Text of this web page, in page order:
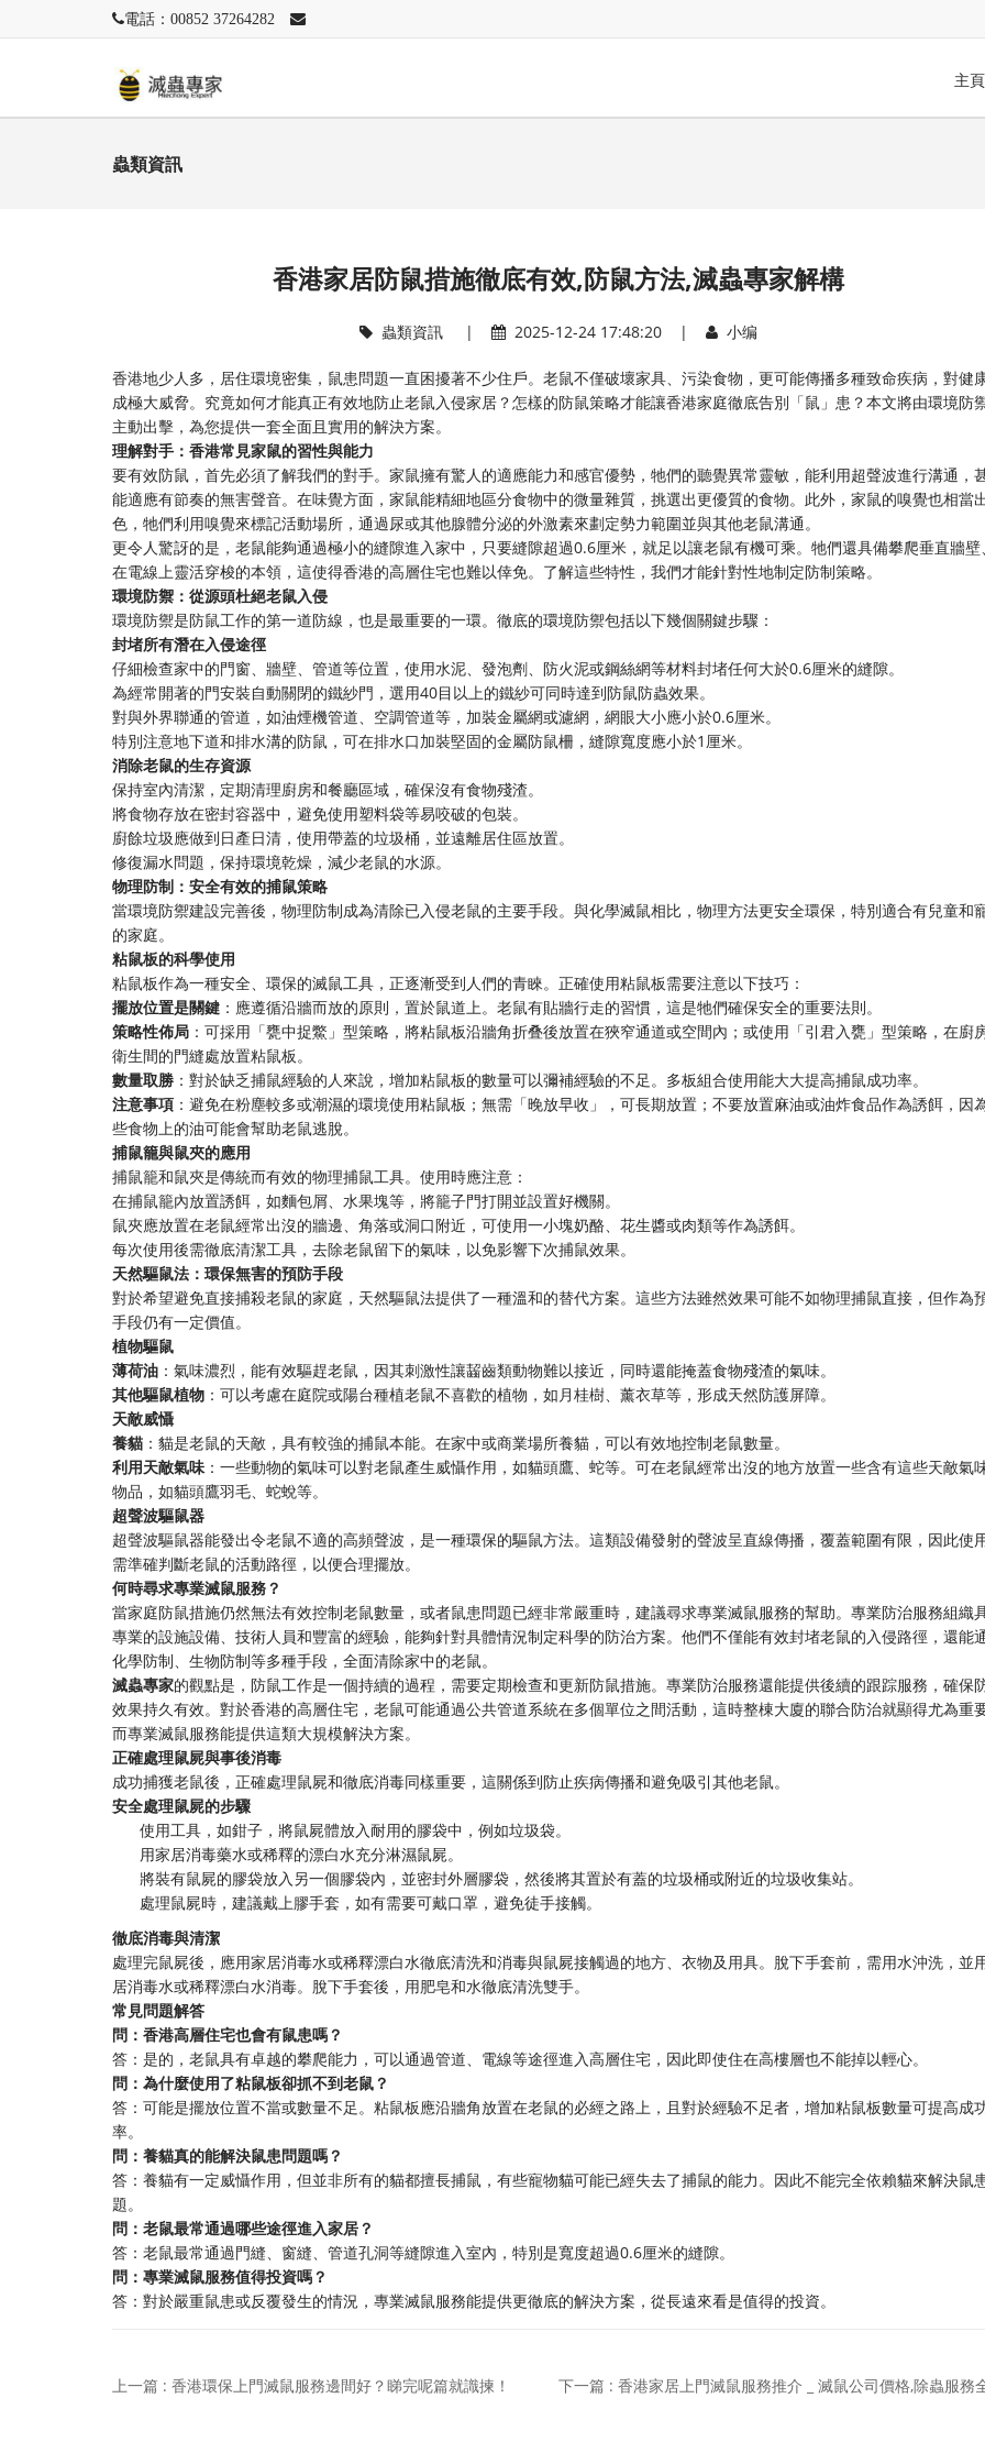
電話：00852 37264282
主頁
蟲類資訊
香港家居防鼠措施徹底有效,防鼠方法,滅蟲專家解構
蟲類資訊 | 2025-12-24 17:48:20 | 小编
香港地少人多，居住環境密集，鼠患問題一直困擾著不少住戶。老鼠不僅破壞家具、污染食物，更可能傳播多種致命疾病，對健
成極大威脅。究竟如何才能真正有效地防止老鼠入侵家居？怎樣的防鼠策略才能讓香港家庭徹底告別「鼠」患？本文將由環境防
主動出擊，為您提供一套全面且實用的解決方案。
理解對手：香港常見家鼠的習性與能力
要有效防鼠，首先必須了解我們的對手。家鼠擁有驚人的適應能力和感官優勢，牠們的聽覺異常靈敏，能利用超聲波進行溝通，
能適應有節奏的無害聲音。在味覺方面，家鼠能精細地區分食物中的微量雜質，挑選出更優質的食物。此外，家鼠的嗅覺也相當
色，牠們利用嗅覺來標記活動場所，通過尿或其他腺體分泌的外激素來劃定勢力範圍並與其他老鼠溝通。
更令人驚訝的是，老鼠能夠通過極小的縫隙進入家中，只要縫隙超過0.6厘米，就足以讓老鼠有機可乘。牠們還具備攀爬垂直牆壁、
在電線上靈活穿梭的本領，這使得香港的高層住宅也難以倖免。了解這些特性，我們才能針對性地制定防制策略。
環境防禦：從源頭杜絕老鼠入侵
環境防禦是防鼠工作的第一道防線，也是最重要的一環。徹底的環境防禦包括以下幾個關鍵步驟：
封堵所有潛在入侵途徑
仔細檢查家中的門窗、牆壁、管道等位置，使用水泥、發泡劑、防火泥或鋼絲網等材料封堵任何大於0.6厘米的縫隙。
為經常開著的門安裝自動關閉的鐵紗門，選用40目以上的鐵紗可同時達到防鼠防蟲效果。
對與外界聯通的管道，如油煙機管道、空調管道等，加裝金屬網或濾網，網眼大小應小於0.6厘米。
特別注意地下道和排水溝的防鼠，可在排水口加裝堅固的金屬防鼠柵，縫隙寬度應小於1厘米。
消除老鼠的生存資源
保持室內清潔，定期清理廚房和餐廳區域，確保沒有食物殘渣。
將食物存放在密封容器中，避免使用塑料袋等易咬破的包裝。
廚餘垃圾應做到日產日清，使用帶蓋的垃圾桶，並遠離居住區放置。
修復漏水問題，保持環境乾燥，減少老鼠的水源。
物理防制：安全有效的捕鼠策略
當環境防禦建設完善後，物理防制成為清除已入侵老鼠的主要手段。與化學滅鼠相比，物理方法更安全環保，特別適合有兒童和
的家庭。
粘鼠板的科學使用
粘鼠板作為一種安全、環保的滅鼠工具，正逐漸受到人們的青睞。正確使用粘鼠板需要注意以下技巧：
擺放位置是關鍵 ：應遵循沿牆而放的原則，置於鼠道上。老鼠有貼牆行走的習慣，這是牠們確保安全的重要法則。
策略性佈局 ：可採用「甕中捉鱉」型策略，將粘鼠板沿牆角折叠後放置在狹窄通道或空間內；或使用「引君入甕」型策略，在廚
衛生間的門縫處放置粘鼠板。
數量取勝 ：對於缺乏捕鼠經驗的人來說，增加粘鼠板的數量可以彌補經驗的不足。多板組合使用能大大提高捕鼠成功率。
注意事項 ：避免在粉塵較多或潮濕的環境使用粘鼠板；無需「晚放早收」，可長期放置；不要放置麻油或油炸食品作為誘餌，因
些食物上的油可能會幫助老鼠逃脫。
捕鼠籠與鼠夾的應用
捕鼠籠和鼠夾是傳統而有效的物理捕鼠工具。使用時應注意：
在捕鼠籠內放置誘餌，如麵包屑、水果塊等，將籠子門打開並設置好機關。
鼠夾應放置在老鼠經常出沒的牆邊、角落或洞口附近，可使用一小塊奶酪、花生醬或肉類等作為誘餌。
每次使用後需徹底清潔工具，去除老鼠留下的氣味，以免影響下次捕鼠效果。
天然驅鼠法：環保無害的預防手段
對於希望避免直接捕殺老鼠的家庭，天然驅鼠法提供了一種溫和的替代方案。這些方法雖然效果可能不如物理捕鼠直接，但作為
手段仍有一定價值。
植物驅鼠
薄荷油 ：氣味濃烈，能有效驅趕老鼠，因其刺激性讓齧齒類動物難以接近，同時還能掩蓋食物殘渣的氣味。
其他驅鼠植物 ：可以考慮在庭院或陽台種植老鼠不喜歡的植物，如月桂樹、薰衣草等，形成天然防護屏障。
天敵威懾
養貓 ：貓是老鼠的天敵，具有較強的捕鼠本能。在家中或商業場所養貓，可以有效地控制老鼠數量。
利用天敵氣味：一些動物的氣味可以對老鼠產生威懾作用，如貓頭鷹、蛇等。可在老鼠經常出沒的地方放置一些含有這些天敵氣
物品，如貓頭鷹羽毛、蛇蛻等。
超聲波驅鼠器
超聲波驅鼠器能發出令老鼠不適的高頻聲波，是一種環保的驅鼠方法。這類設備發射的聲波呈直線傳播，覆蓋範圍有限，因此使
需準確判斷老鼠的活動路徑，以便合理擺放。
何時尋求專業滅鼠服務？
當家庭防鼠措施仍然無法有效控制老鼠數量，或者鼠患問題已經非常嚴重時，建議尋求專業滅鼠服務的幫助。專業防治服務組織
專業的設施設備、技術人員和豐富的經驗，能夠針對具體情況制定科學的防治方案。他們不僅能有效封堵老鼠的入侵路徑，還能
化學防制、生物防制等多種手段，全面清除家中的老鼠。
滅蟲專家的觀點是，防鼠工作是一個持續的過程，需要定期檢查和更新防鼠措施。專業防治服務還能提供後續的跟踪服務，確保
效果持久有效。對於香港的高層住宅，老鼠可能通過公共管道系統在多個單位之間活動，這時整棟大廈的聯合防治就顯得尤為重
而專業滅鼠服務能提供這類大規模解決方案。
正確處理鼠屍與事後消毒
成功捕獲老鼠後，正確處理鼠屍和徹底消毒同樣重要，這關係到防止疾病傳播和避免吸引其他老鼠。
安全處理鼠屍的步驟
使用工具，如鉗子，將鼠屍體放入耐用的膠袋中，例如垃圾袋。
用家居消毒藥水或稀釋的漂白水充分淋濕鼠屍。
將裝有鼠屍的膠袋放入另一個膠袋內，並密封外層膠袋，然後將其置於有蓋的垃圾桶或附近的垃圾收集站。
處理鼠屍時，建議戴上膠手套，如有需要可戴口罩，避免徒手接觸。
徹底消毒與清潔
處理完鼠屍後，應用家居消毒水或稀釋漂白水徹底清洗和消毒與鼠屍接觸過的地方、衣物及用具。脫下手套前，需用水沖洗，並
居消毒水或稀釋漂白水消毒。脫下手套後，用肥皂和水徹底清洗雙手。
常見問題解答
問：香港高層住宅也會有鼠患嗎？
答：是的，老鼠具有卓越的攀爬能力，可以通過管道、電線等途徑進入高層住宅，因此即使住在高樓層也不能掉以輕心。
問：為什麼使用了粘鼠板卻抓不到老鼠？
答：可能是擺放位置不當或數量不足。粘鼠板應沿牆角放置在老鼠的必經之路上，且對於經驗不足者，增加粘鼠板數量可提高成
率。
問：養貓真的能解決鼠患問題嗎？
答：養貓有一定威懾作用，但並非所有的貓都擅長捕鼠，有些寵物貓可能已經失去了捕鼠的能力。因此不能完全依賴貓來解決鼠
題。
問：老鼠最常通過哪些途徑進入家居？
答：老鼠最常通過門縫、窗縫、管道孔洞等縫隙進入室內，特別是寬度超過0.6厘米的縫隙。
問：專業滅鼠服務值得投資嗎？
答：對於嚴重鼠患或反覆發生的情況，專業滅鼠服務能提供更徹底的解決方案，從長遠來看是值得的投資。
上一篇 : 香港環保上門滅鼠服務邊間好？睇完呢篇就識揀！